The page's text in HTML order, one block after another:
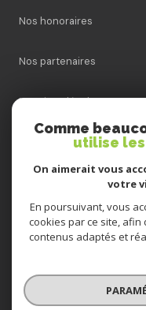
Nos honoraires
Nos partenaires
Mentions légales
Cookies
© 2026 | Tous droits
Comme
utilise
On aimerait vous
votre
En poursuivant, vous
cookies par ce site,
contenus adaptés et